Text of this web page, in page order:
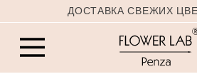
ДОСТАВКА СВЕЖИХ ЦВЕТОВ В ПЕНЗЕ